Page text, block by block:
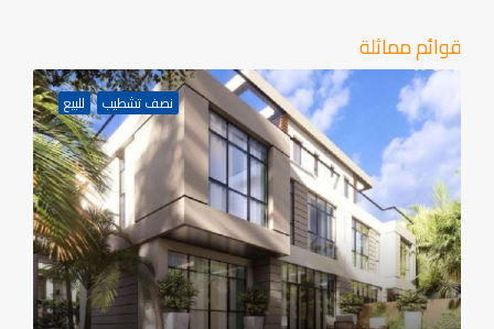
قوائم مماثلة
نصف تشطيب للبيع